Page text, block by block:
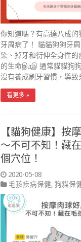
你知道嗎？有高達八成的
牙周病了！ 貓貓狗狗牙
染、掉牙和衍伸全身性
的生命இдஇ 通常貓貓狗
沒有養成刷牙習慣，導致
看更多 »
【貓狗健康】按
～不可不知！藏
個穴位！
2020-05-08
毛孩疾病保健, 狗貓保